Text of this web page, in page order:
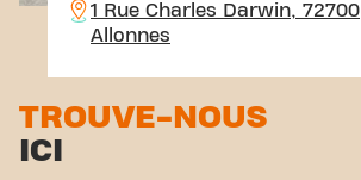
1 Rue Charles Darwin, 72700
Allonnes
TROUVE-NOUS
ICI